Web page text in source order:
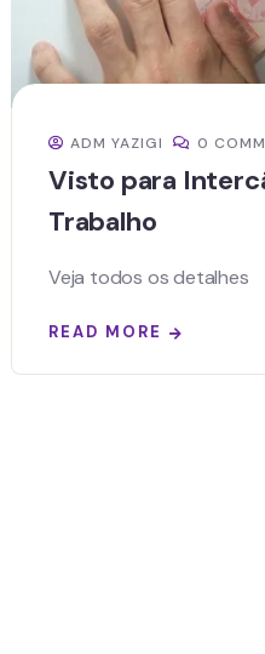
ADM YAZIGI 0
Visto para
Trabalho
Veja todos os detalhes
READ MORE